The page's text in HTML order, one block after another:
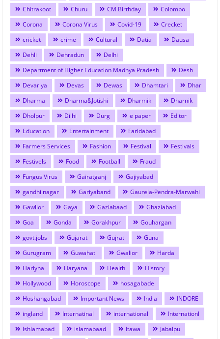
Chitrakoot Churu CM Birthday
Colombo
Corona
Corona Virus Covid-19
Crecket
cricket
crime Cultural Datia
Dausa
Dehli
Dehradun
Delhi
Department of Higher Education Madhya Pradesh
Desh
Devariya
Devas Dewas Dhamtari
Dhar
Dharma
Dharma&Jotishi Dharmik
Dharnik
Dholpur
Dilhi Durg e paper
Editor
Education
Entertainment
Faridabad
Farmers Services
Fashion Festival
Festivals
Festivels
Food Football
Fraud
Fungus Virus
Gairatganj
Gajiyabad
gandhi nagar
Gariyaband
Gaurela-Pendra-Marwahi
Gawlior
Gaya Gaziabaad
Ghaziabad
Goa
Gonda Gorakhpur
Gouhargan
govt.jobs
Gujarat Gujrat
Guna
Gurugram
Guwahati Gwalior
Harda
Hariyna
Haryana Health
History
Hollywood
Horoscope
hosagabade
Hoshangabad
Important News India
INDORE
ingland
Internatinal international
Internationl
Ishlamabad
islamabaad Itawa
Jabalpu